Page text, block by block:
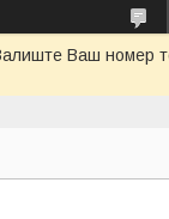
Ваш номер